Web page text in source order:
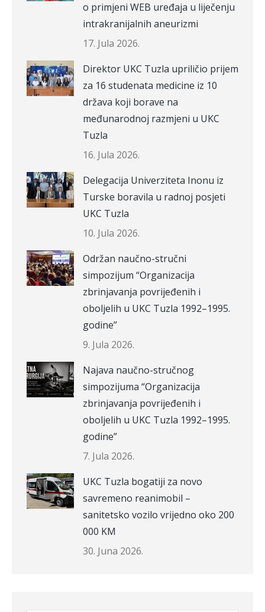
o primjeni WEB uređaja u liječenju
intrakranijalnih aneurizmi
17. Jula 2026.
Direktor UKC Tuzla upriličio prijem
za 16 studenata medicine iz 10
država koji borave na
međunarodnoj razmjeni u UKC
Tuzla
16. Jula 2026.
Delegacija Univerziteta Inonu iz
Turske boravila u radnoj posjeti
UKC Tuzla
10. Jula 2026.
Održan naučno-stručni
simpozijum “Organizacija
zbrinjavanja povrijeđenih i
oboljelih u UKC Tuzla 1992–1995.
godine”
9. Jula 2026.
Najava naučno-stručnog
simpozijuma “Organizacija
zbrinjavanja povrijeđenih i
oboljelih u UKC Tuzla 1992–1995.
godine”
7. Jula 2026.
UKC Tuzla bogatiji za novo
savremeno reanimobil –
sanitetsko vozilo vrijedno oko 200
000 KM
30. Juna 2026.